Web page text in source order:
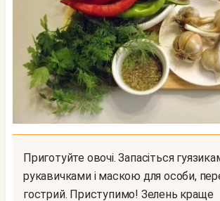
Приготуйте овочі. Запасіться гуязиками
рукавичками і маскою для особи,
гострий. Приступимо! Зелень краще